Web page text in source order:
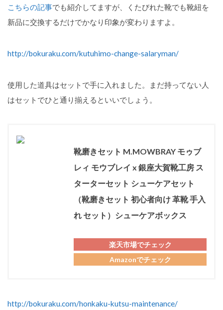
こちらの記事でも紹介してますが、くたびれた靴でも靴紐を
新品に交換するだけでかなり印象が変わりますよ。
http://bokuraku.com/kutuhimo-change-salaryman/
使用した道具はセットで手に入れました。まだ持ってない人
はセットでひと通り揃えるといいでしょう。
靴磨きセット M.MOWBRAY モゥブ
レィ モウブレイ x 銀座大賀靴工房 ス
ターターセット シューケアセット
（靴磨きセット 初心者向け 革靴 手入
れ セット）シューケアボックス
楽天市場でチェック
Amazonでチェック
http://bokuraku.com/honkaku-kutsu-maintenance/